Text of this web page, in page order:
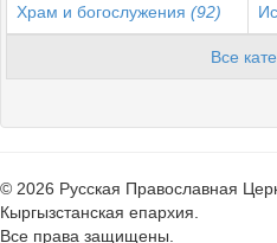
Храм и богослужения (92)
Все
© 2026 Русская Православная
Кыргызстанская епархия.
Все права защищены.